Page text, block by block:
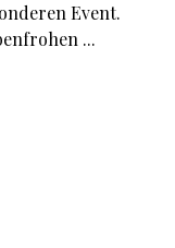
Event.
...